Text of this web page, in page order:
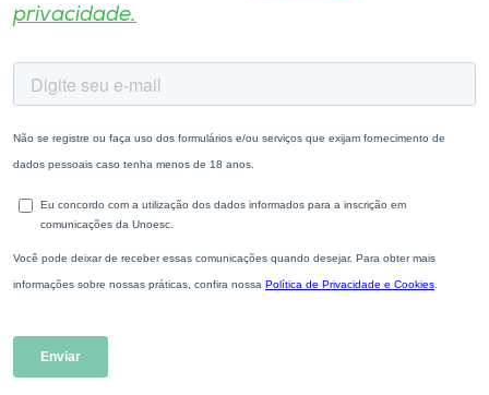
privacidade.